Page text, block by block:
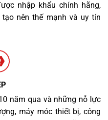
nhập khẩu chính hãng,
nên thế mạnh và uy tín
năm qua và những nỗ lực
máy móc thiết bị, công